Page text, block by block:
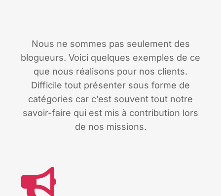
Nous ne sommes pas seulement des
blogueurs. Voici quelques exemples de ce
que nous réalisons pour nos clients.
Difficile tout présenter sous forme de
catégories car c’est souvent tout notre
savoir-faire qui est mis à contribution lors
de nos missions.